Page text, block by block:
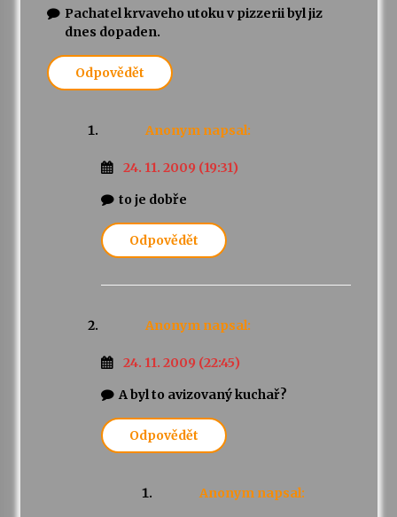
Pachatel krvaveho utoku v pizzerii byl jiz
dnes dopaden.
Odpovědět
Anonym napsal:
24. 11. 2009 (19:31)
to je dobře
Odpovědět
Anonym napsal:
24. 11. 2009 (22:45)
A byl to avizovaný kuchař?
Odpovědět
Anonym napsal: